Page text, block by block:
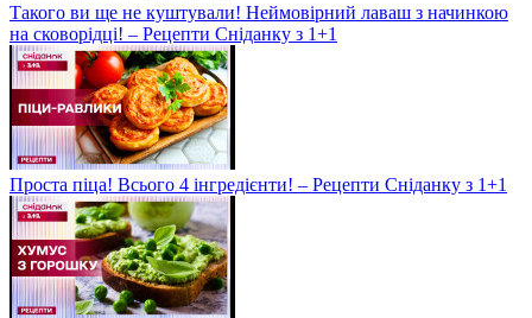
Такого ви ще не куштували! Неймовірний лаваш з начинкою
на сковорідці! – Рецепти Сніданку з 1+1
Проста піца! Всього 4 інгредієнти! – Рецепти Сніданку з 1+1